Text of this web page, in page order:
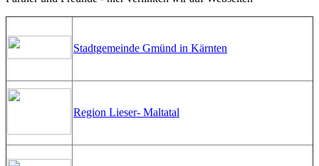
Stadtgemeinde Gmünd in Kärnten
Region Lieser- Maltatal